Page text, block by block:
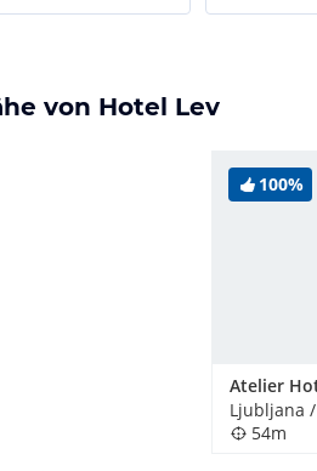
von Hotel Lev
100%
Atelier
Ljubljana
54m